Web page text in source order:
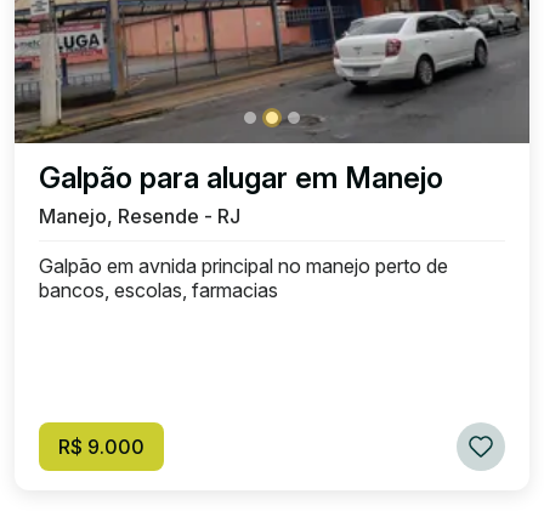
Galpão para alugar em Manejo
Manejo, Resende - RJ
Galpão em avnida principal no manejo perto de
bancos, escolas, farmacias
R$ 9.000